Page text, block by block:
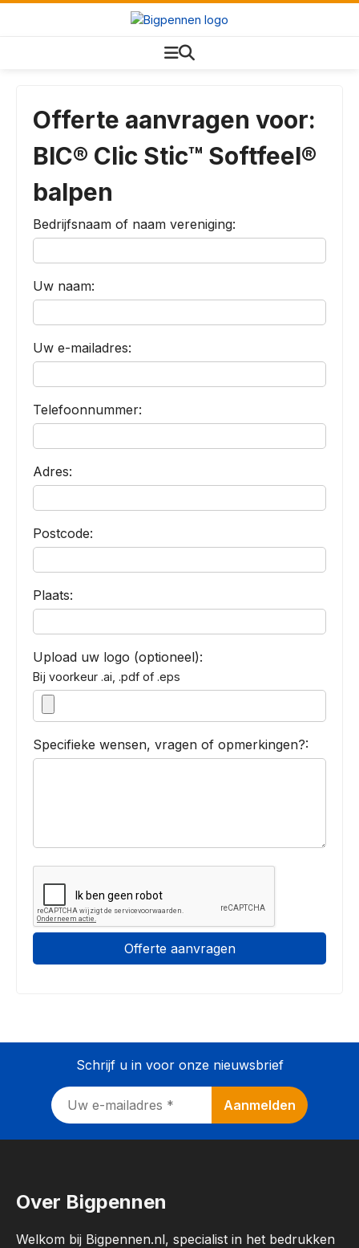
Offerte aanvragen voor:
BIC® Clic Stic™ Softfeel®
balpen
Bedrijfsnaam of naam vereniging:
Uw naam:
Uw e-mailadres:
Telefoonnummer:
Adres:
Postcode:
Plaats:
Upload uw logo (optioneel):
Bij voorkeur .ai, .pdf of .eps
Specifieke wensen, vragen of opmerkingen?:
Offerte aanvragen
Schrijf u in voor onze nieuwsbrief
Over Bigpennen
Welkom bij Bigpennen.nl, specialist in het bedrukken